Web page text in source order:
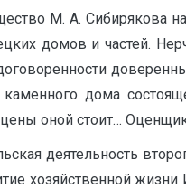
М. А. Сибирякова
домов и частей.
дома
оной стоит…
деятельность
хозяйственной жизни